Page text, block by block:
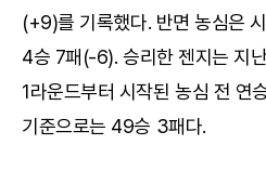
(+9)를 기록했다. 반면 농심은
4승 7패(-6). 승리한 젠지는 지
1라운드부터 시작된 농심 전 연
기준으로는 49승 3패다.